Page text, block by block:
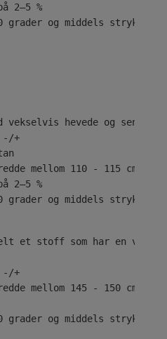
2–5 %
grader og middels stryk
hevede og
-/+
mellom 110 - 115 cm
2–5 %
grader og middels stryk
et stoff som har en
-/+
mellom 145 - 150 cm
grader og middels stryk